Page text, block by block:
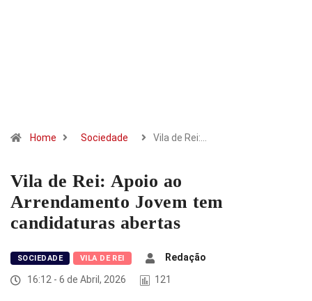
Home Sociedade Vila de Rei:…
Vila de Rei: Apoio ao
Arrendamento Jovem tem
candidaturas abertas
SOCIEDADE VILA DE REI
Redação
16:12 - 6 de Abril, 2026
121